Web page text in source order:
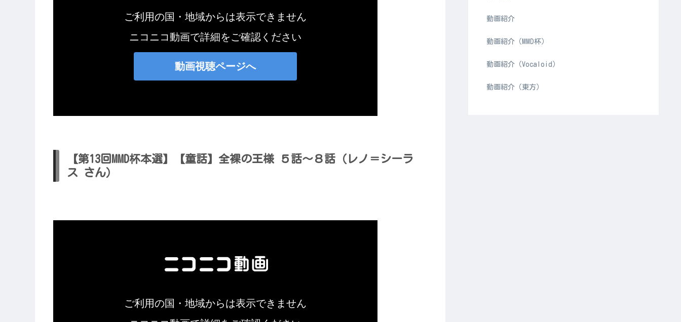
【第13回MMD杯本選】【童話】全裸の王様 ５話～８話（レノ＝シーラ
ス さん）
動画紹介
動画紹介（MMD杯）
動画紹介（Vocaloid）
動画紹介（東方）